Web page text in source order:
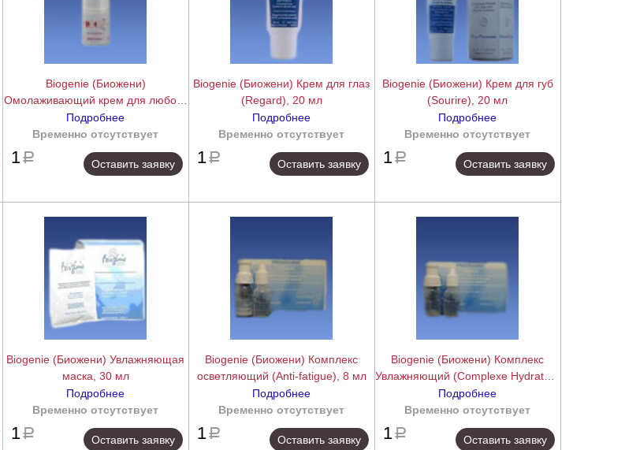
Biogenie (Биожени)
Омолаживающий крем для любого
типа кожи (Biogenie 100%), 30 мл
подробнее
Подробнее
Временно отсутствует
1 a
Оставить заявку
Biogenie (Биожени) Крем для глаз
(Regard), 20 мл
подробнее
Подробнее
Временно отсутствует
1 a
Оставить заявку
Biogenie (Биожени) Крем для губ
(Sourire), 20 мл
подробнее
Подробнее
Временно отсутствует
1 a
Оставить заявку
Biogenie (Биожени) Увлажняющая
маска, 30 мл
подробнее
Подробнее
Временно отсутствует
1 a
Оставить заявку
Biogenie (Биожени) Комплекс
осветляющий (Anti-fatigue), 8 мл
подробнее
Подробнее
Временно отсутствует
1 a
Оставить заявку
Biogenie (Биожени) Комплекс
Увлажняющий (Complexe Hydratant
Protecteur), 8 мл
подробнее
Подробнее
Временно отсутствует
1 a
Оставить заявку